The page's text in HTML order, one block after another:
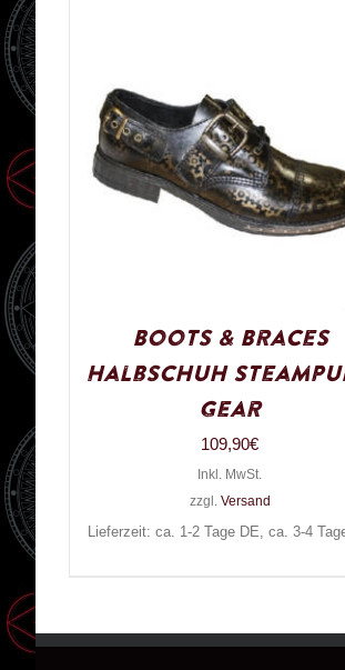
Boots & Braces
Halbschuh
Gear
109,90€
Inkl. MwSt.
zzgl. Versand
Lieferzeit: ca. 1-2 Tage DE, ca. 3-4